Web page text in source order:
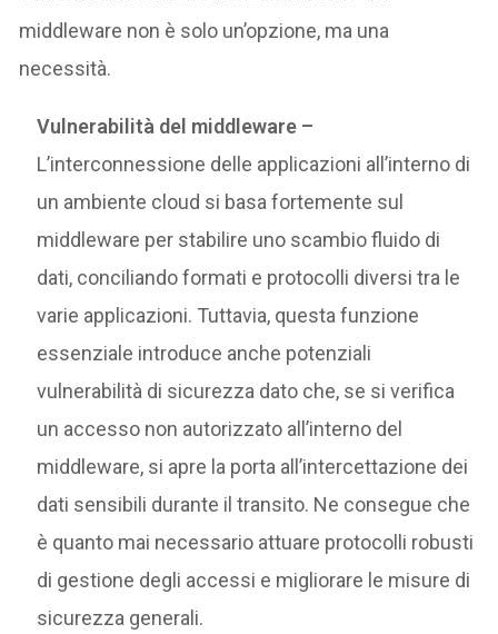
middleware non è solo un’opzione, ma una
necessità.
Vulnerabilità del middleware –
L’interconnessione delle applicazioni all’interno di
un ambiente cloud si basa fortemente sul
middleware per stabilire uno scambio fluido di
dati, conciliando formati e protocolli diversi tra le
varie applicazioni. Tuttavia, questa funzione
essenziale introduce anche potenziali
vulnerabilità di sicurezza dato che, se si verifica
un accesso non autorizzato all’interno del
middleware, si apre la porta all’intercettazione dei
dati sensibili durante il transito. Ne consegue che
è quanto mai necessario attuare protocolli robusti
di gestione degli accessi e migliorare le misure di
sicurezza generali.